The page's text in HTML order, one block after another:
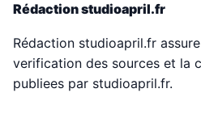
Rédaction studioapril.fr
Rédaction studioapril.fr
verification des sources et la
publiees par studioapril.fr.